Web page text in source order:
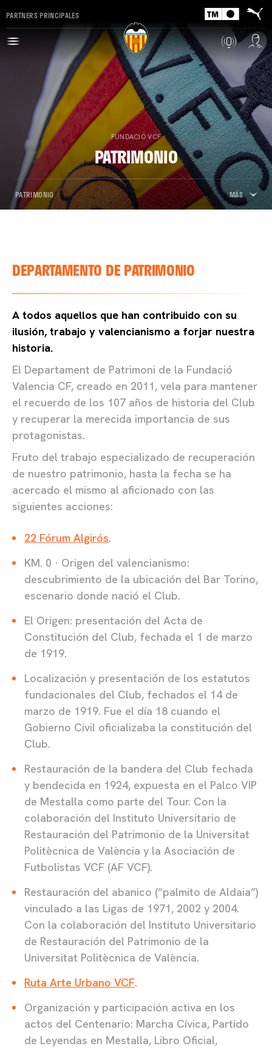
PARTNERS PRINCIPALES
FUNDACIÓ VCF
PATRIMONIO
PATRIMONIO MÁS
DEPARTAMENTO DE PATRIMONIO
A todos aquellos que han contribuido con su
ilusión, trabajo y valencianismo a forjar nuestra
historia.
El Departament de Patrimoni de la Fundació
Valencia CF, creado en 2011, vela para mantener
el recuerdo de los 107 años de historia del Club
y recuperar la merecida importancia de sus
protagonistas.
Fruto del trabajo especializado de recuperación
de nuestro patrimonio, hasta la fecha se ha
acercado el mismo al aficionado con las
siguientes acciones:
22 Fórum Algirós.
KM. 0 · Origen del valencianismo:
descubrimiento de la ubicación del Bar Torino,
escenario donde nació el Club.
El Origen: presentación del Acta de
Constitución del Club, fechada el 1 de marzo
de 1919.
Localización y presentación de los estatutos
fundacionales del Club, fechados el 14 de
marzo de 1919. Fue el día 18 cuando el
Gobierno Civil oficializaba la constitución del
Club.
Restauración de la bandera del Club fechada
y bendecida en 1924, expuesta en el Palco VIP
de Mestalla como parte del Tour. Con la
colaboración del Instituto Universitario de
Restauración del Patrimonio de la Universitat
Politècnica de València y la Asociación de
Futbolistas VCF (AF VCF).
Restauración del abanico (“palmito de Aldaia”)
vinculado a las Ligas de 1971, 2002 y 2004.
Con la colaboración del Instituto Universitario
de Restauración del Patrimonio de la
Universitat Politècnica de València.
Ruta Arte Urbano VCF.
Organización y participación activa en los
actos del Centenario: Marcha Cívica, Partido
de Leyendas en Mestalla, Libro Oficial,